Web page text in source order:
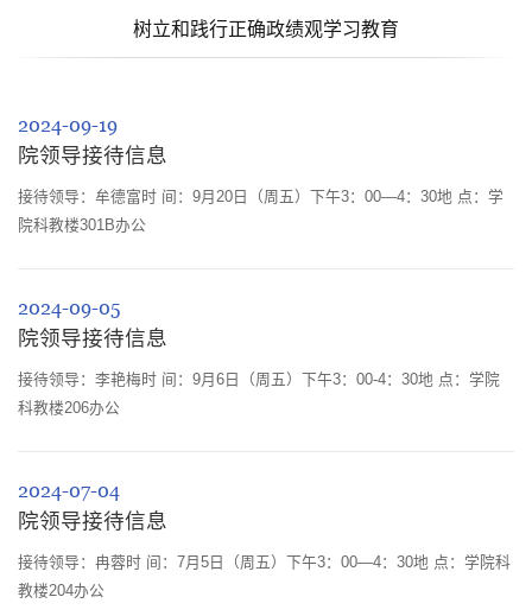
树立和践行正确政绩观学习教育
2024-09-19
院领导接待信息
接待领导：牟德富时 间：9月20日（周五）下午3：00—4：30地 点：学
院科教楼301B办公
2024-09-05
院领导接待信息
接待领导：李艳梅时 间：9月6日（周五）下午3：00-4：30地 点：学院
科教楼206办公
2024-07-04
院领导接待信息
接待领导：冉蓉时 间：7月5日（周五）下午3：00—4：30地 点：学院科
教楼204办公